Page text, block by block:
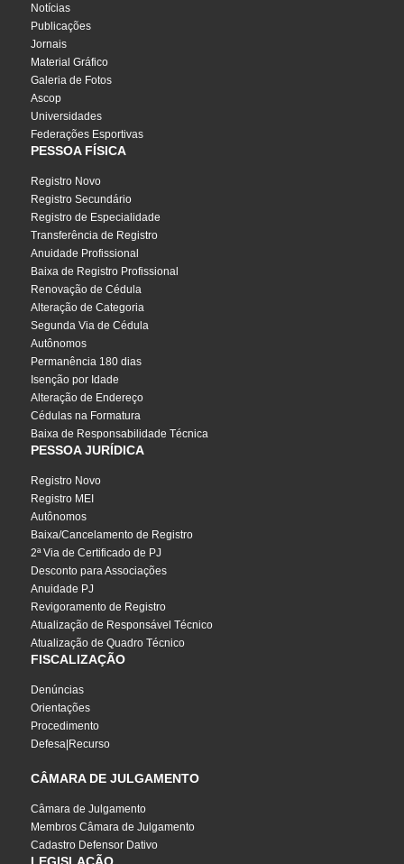
Notícias
Publicações
Jornais
Material Gráfico
Galeria de Fotos
Ascop
Universidades
Federações Esportivas
PESSOA FÍSICA
Registro Novo
Registro Secundário
Registro de Especialidade
Transferência de Registro
Anuidade Profissional
Baixa de Registro Profissional
Renovação de Cédula
Alteração de Categoria
Segunda Via de Cédula
Autônomos
Permanência 180 dias
Isenção por Idade
Alteração de Endereço
Cédulas na Formatura
Baixa de Responsabilidade Técnica
PESSOA JURÍDICA
Registro Novo
Registro MEI
Autônomos
Baixa/Cancelamento de Registro
2ª Via de Certificado de PJ
Desconto para Associações
Anuidade PJ
Revigoramento de Registro
Atualização de Responsável Técnico
Atualização de Quadro Técnico
FISCALIZAÇÃO
Denúncias
Orientações
Procedimento
Defesa|Recurso
CÂMARA DE JULGAMENTO
Câmara de Julgamento
Membros Câmara de Julgamento
Cadastro Defensor Dativo
LEGISLAÇÃO